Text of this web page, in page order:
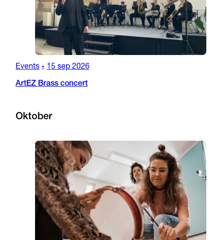
Events • 15 sep 2026
ArtEZ Brass concert
Oktober